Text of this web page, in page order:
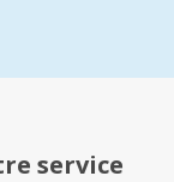
service